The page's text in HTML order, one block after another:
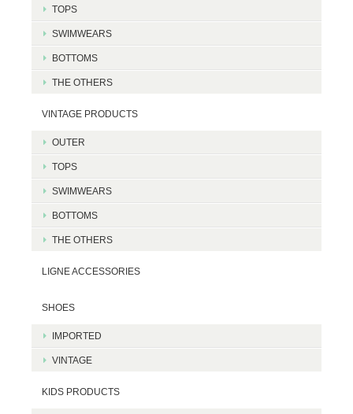
TOPS
SWIMWEARS
BOTTOMS
THE OTHERS
VINTAGE PRODUCTS
OUTER
TOPS
SWIMWEARS
BOTTOMS
THE OTHERS
LIGNE ACCESSORIES
SHOES
IMPORTED
VINTAGE
KIDS PRODUCTS